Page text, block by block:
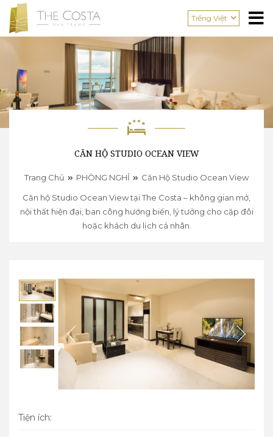
Tiếng Việt
CĂN HỘ STUDIO OCEAN VIEW
Trang Chủ PHÒNG NGHỈ Căn Hộ Studio Ocean View
Căn hộ Studio Ocean View tại The Costa – không gian mở,
nội thất hiện đại, ban công hướng biển, lý tưởng cho cặp đôi
hoặc khách du lịch cá nhân.
Tiện ích: